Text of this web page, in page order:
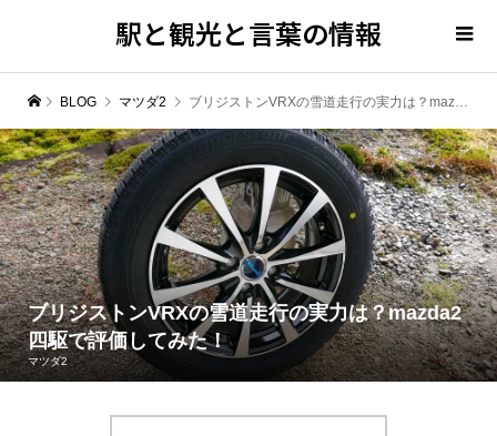
駅と観光と言葉の情報
BLOG マツダ2 ブリジストンVRXの雪道走行の実力は？mazda2四駆で評価してみた！
ブリジストンVRXの雪道走行の実力は？mazda2
四駆で評価してみた！
マツダ2